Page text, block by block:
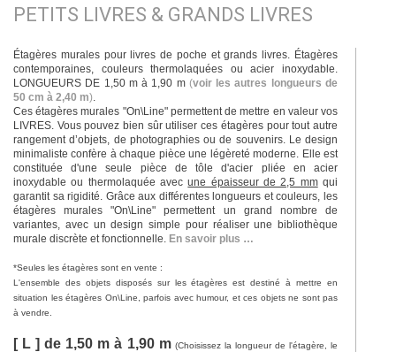
PETITS LIVRES & GRANDS LIVRES
Étagères murales pour livres de poche et grands livres. Étagères
contemporaines, couleurs thermolaquées ou acier inoxydable.
LONGUEURS DE 1,50 m à 1,90 m (voir les autres longueurs de
50 cm à 2,40 m)
Ces étagères murales "On\Line" permettent de mettre en valeur vos
LIVRES. Vous pouvez bien sûr utiliser ces étagères pour tout autre
rangement d’objets, de photographies ou de souvenirs. Le design
minimaliste confère à chaque pièce une légèreté moderne. Elle est
constituée d'une seule pièce de tôle d'acier pliée en acier
inoxydable ou thermolaquée avecune épaisseur de 2,5 mmqui
garantit sa rigidité. Grâce aux différentes longueurs et couleurs, les
étagères murales "On\Line" permettent un grand nombre de
variantes, avec un design simple pour réaliser une bibliothèque
murale discrète et fonctionnelle. En savoir plus …
*Seules les étagères sont en vente :
L'ensemble des objets disposés sur les étagères est destiné à mettre en
situation les étagères On\Line, parfois avec humour, et ces objets ne sont pas
à vendre.
[ L ] de 1,50 m à 1,90 m (Choisissez la longueur de l'étagère, le